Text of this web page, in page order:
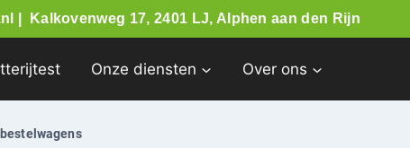
| Kalkovenweg 17, 2401 LJ, Alphen aan den Rijn
Onze diensten Over ons